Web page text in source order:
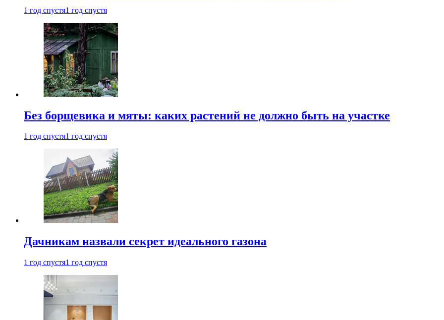
1 год спустя1 год спустя
Без борщевика и мяты: каких растений не должно быть на участке
1 год спустя1 год спустя
Дачникам назвали секрет идеального газона
1 год спустя1 год спустя